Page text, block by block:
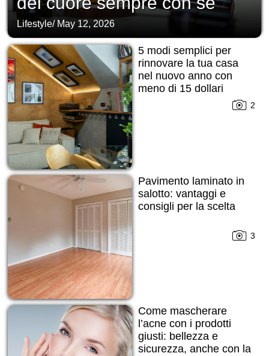
Lifestyle/ May 12, 2026
5 modi semplici per
rinnovare la tua casa
nel nuovo anno con
meno di 15 dollari
2
Pavimento laminato in
salotto: vantaggi e
consigli per la scelta
3
Come mascherare
l’acne con i prodotti
giusti: bellezza e
sicurezza, anche con la